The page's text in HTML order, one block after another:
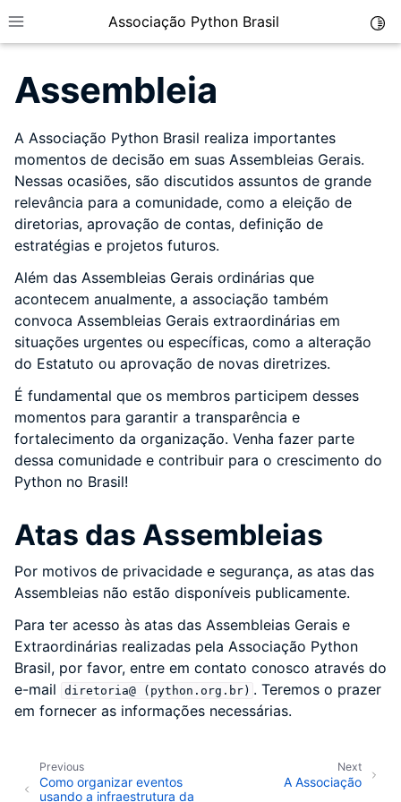
Toggle site navigation sidebar
Associação Python Brasil
child pages in navigation
Assembleia
A Associação Python Brasil realiza importantes
momentos de decisão em suas Assembleias Gerais.
Nessas ocasiões, são discutidos assuntos de grande
relevância para a comunidade, como a eleição de
diretorias, aprovação de contas, definição de
estratégias e projetos futuros.
Além das Assembleias Gerais ordinárias que
acontecem anualmente, a associação também
convoca Assembleias Gerais extraordinárias em
situações urgentes ou específicas, como a alteração
do Estatuto ou aprovação de novas diretrizes.
É fundamental que os membros participem desses
momentos para garantir a transparência e
fortalecimento da organização. Venha fazer parte
dessa comunidade e contribuir para o crescimento do
Python no Brasil!
Atas das Assembleias
Por motivos de privacidade e segurança, as atas das
Assembleias não estão disponíveis publicamente.
Para ter acesso às atas das Assembleias Gerais e
Extraordinárias realizadas pela Associação Python
Brasil, por favor, entre em contato conosco através do
e-mail
diretoria@ (python.org.br) . Teremos o prazer
em fornecer as informações necessárias.
Next
A Associação
Previous
Como organizar eventos
usando a infraestrutura da